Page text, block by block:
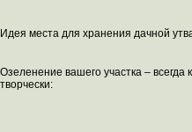
Идея места для хранения дачной
Озеленение вашего участка – всегда
творчески: